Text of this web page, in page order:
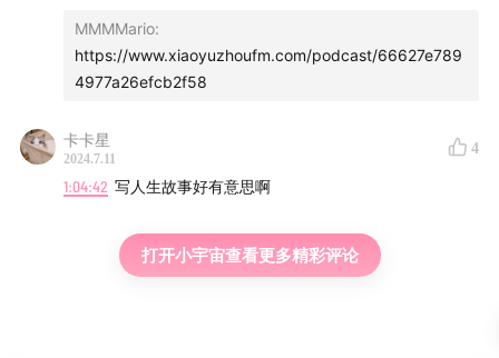
MMMMario:
https://www.xiaoyuzhoufm.com/podcast/66627e789
4977a26efcb2f58
卡卡星
2024.7.11
4
1:04:42 写人生故事好有意思啊
打开小宇宙查看更多精彩评论